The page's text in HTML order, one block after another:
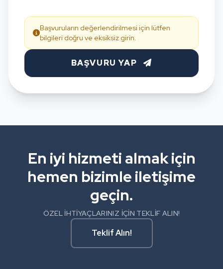
Başvuruların değerlendirilmesi için lütfen
bilgileri doğru ve eksiksiz girin.
BAŞVURU YAP
En iyi hizmeti almak için
hemen bizimle iletişime
geçin.
ÖZEL İHTİYAÇLARINIZ İÇİN TEKLİF ALIN!
Teklif Alın!